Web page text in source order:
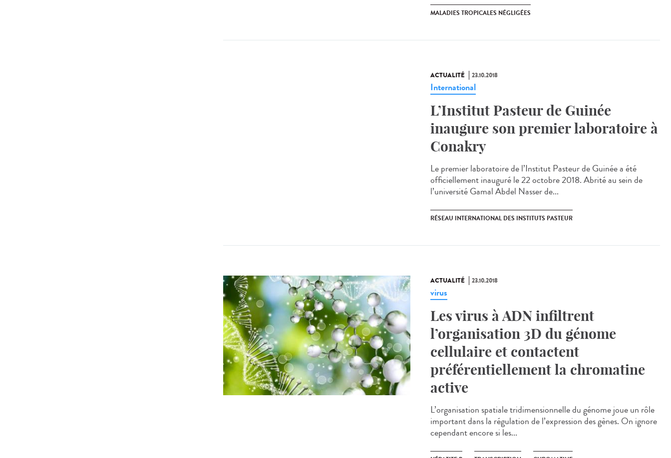
MALADIES TROPICALES NÉGLIGÉES
ACTUALITÉ 23.10.2018
International
L’Institut Pasteur de Guinée
inaugure son premier laboratoire à
Conakry
Le premier laboratoire de l’Institut Pasteur de Guinée a été
officiellement inauguré le 22 octobre 2018. Abrité au sein de
l’université Gamal Abdel Nasser de...
RÉSEAU INTERNATIONAL DES INSTITUTS PASTEUR
ACTUALITÉ 23.10.2018
virus
Les virus à ADN infiltrent
l’organisation 3D du génome
cellulaire et contactent
préférentiellement la chromatine
active
L’organisation spatiale tridimensionnelle du génome joue un rôle
important dans la régulation de l’expression des gènes. On ignore
cependant encore si les...